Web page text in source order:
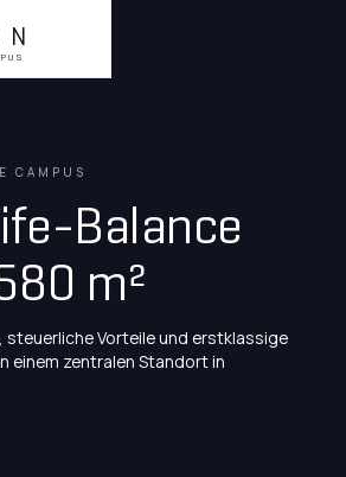
CAMPUS
Balance
m²
steuerliche Vorteile und erstklassige
einem zentralen Standort in